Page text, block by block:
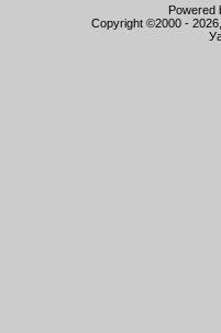
Powered
Copyright ©2000 -